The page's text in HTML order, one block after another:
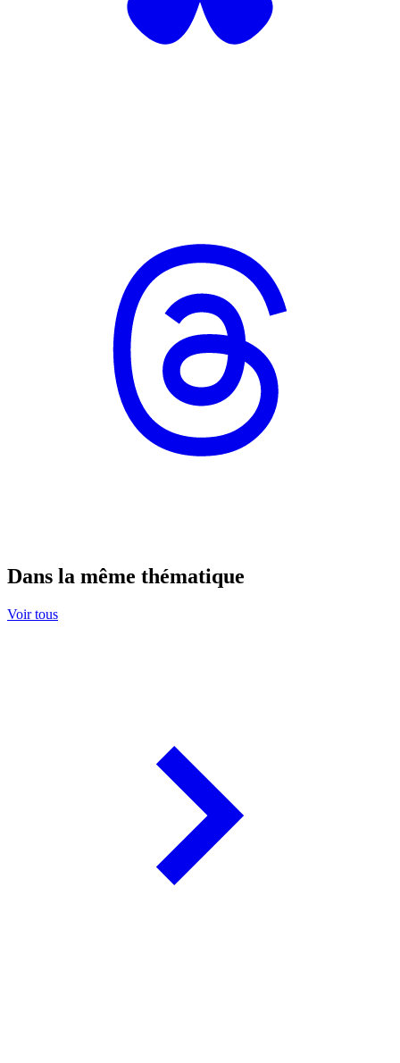
Dans la même thématique
Voir tous